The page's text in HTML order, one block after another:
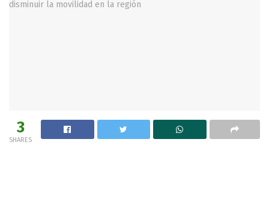
3
SHARES